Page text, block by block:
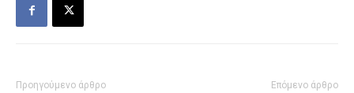
Προηγούμενο άρθρο Επόμενο άρθρο